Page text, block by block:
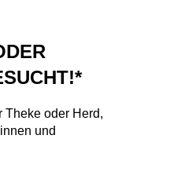
Theke oder Herd,
und